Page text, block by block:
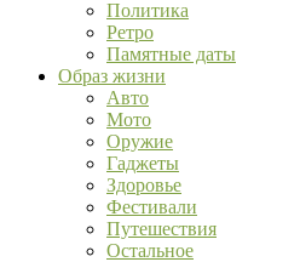
Политика
Ретро
Памятные даты
Образ жизни
Авто
Мото
Оружие
Гаджеты
Здоровье
Фестивали
Путешествия
Остальное